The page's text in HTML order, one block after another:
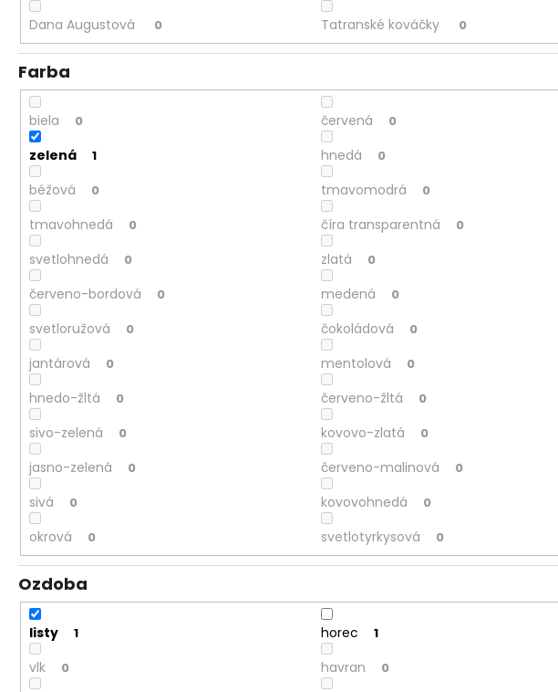
Dana Augustová 0 Tatranské kováčky 0
Farba
biela 0 červená 0
zelená 1 hnedá 0
béžová 0 tmavomodrá 0
tmavohnedá 0 číra transparentná 0
svetlohnedá 0 zlatá 0
červeno-bordová 0 medená 0
svetloružová 0 čokoládová 0
jantárová 0 mentolová 0
hnedo-žltá 0 červeno-žltá 0
sivo-zelená 0 kovovo-zlatá 0
jasno-zelená 0 červeno-malinová 0
sivá 0 kovovohnedá 0
okrová 0 svetlotyrkysová 0
Ozdoba
listy 1 horec 1
vlk 0 havran 0